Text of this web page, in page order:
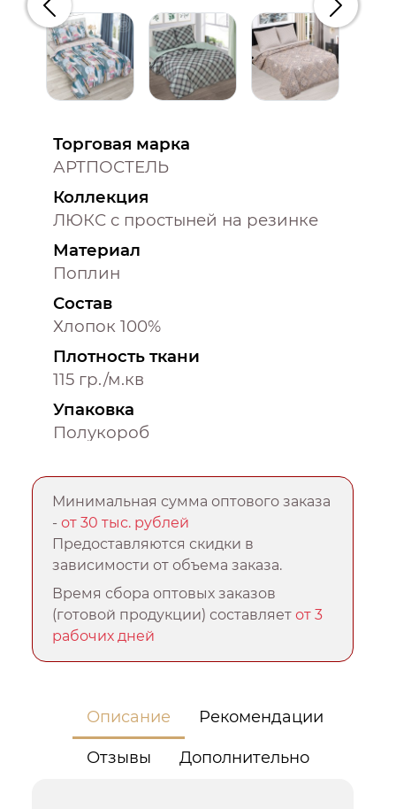
Предыдущий
Торговая марка
АРТПОСТЕЛЬ
Коллекция
ЛЮКС с простыней на резинке
Материал
Поплин
Состав
Хлопок 100%
Плотность ткани
115 гр./м.кв
Упаковка
Полукороб
Минимальная сумма оптового заказа
-от 30 тыс. рублей
Предоставляются скидки в
зависимости от объема заказа.
Время сбора оптовых заказов
(готовой продукции) составляетот 3
рабочих дней
Описание Рекомендации
Отзывы Дополнительно